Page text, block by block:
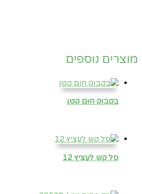
מוצרים נוספים
בקבוק חום קטן
סל קש לעציץ 12